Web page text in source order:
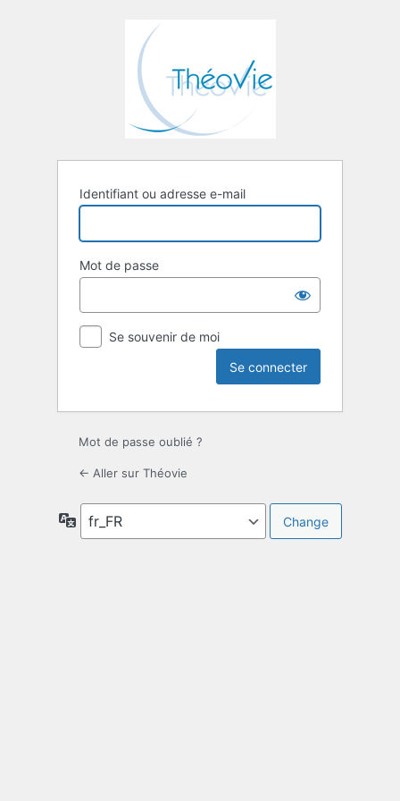
Identifiant ou adresse e-mail
Mot de passe
Se souvenir de moi
Mot de passe oublié ?
← Aller sur Théovie
Langue